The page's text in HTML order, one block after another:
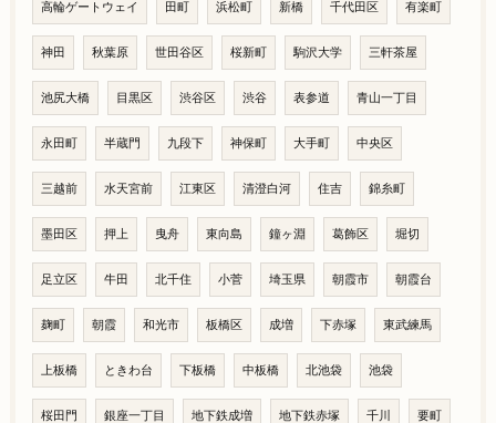
高輪ゲートウェイ 田町 浜松町 新橋 千代田区 有楽町
神田 秋葉原 世田谷区 桜新町 駒沢大学 三軒茶屋
池尻大橋 目黒区 渋谷区 渋谷 表参道 青山一丁目
永田町 半蔵門 九段下 神保町 大手町 中央区
三越前 水天宮前 江東区 清澄白河 住吉 錦糸町
墨田区 押上 曳舟 東向島 鐘ヶ淵 葛飾区 堀切
足立区 牛田 北千住 小菅 埼玉県 朝霞市 朝霞台
麹町 朝霞 和光市 板橋区 成増 下赤塚 東武練馬
上板橋 ときわ台 下板橋 中板橋 北池袋 池袋
桜田門 銀座一丁目 地下鉄成増 地下鉄赤塚 千川 要町